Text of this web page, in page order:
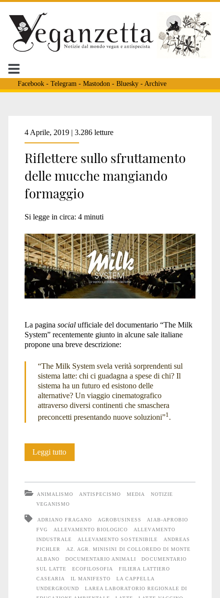
Facebook- Telegram - Mastodon - Bluesky- Archive
Tag:
<span>Aiab-
Aprobio
Fvg</span>
4 Aprile, 2019 | 3.286 letture
Riflettere sullo sfruttamento
delle mucche mangiando
formaggio
Si legge in circa: 4 minuti
La pagina socialufficiale del documentario “The Milk
System” recentemente giunto in alcune sale italiane
propone una breve descrizione:
“The Milk System svela verità sorprendenti sul
sistema latte: chi ci guadagna a spese di chi? Il
sistema ha un futuro ed esistono delle
alternative? Un viaggio cinematografico
attraverso diversi continenti che smaschera
preconcetti presentando nuove soluzioni”1.
Leggi tuttoRiflettere
delle
mucche
mangiando
formaggio
ANIMALISMO ANTISPECISMO MEDIA
NOTIZIE
VEGANISMO
ADRIANO FRAGANO AGROBUSINESS
AIAB-APROBIO
FVG
ALLEVAMENTO BIOLOGICO
ALLEVAMENTO
INDUSTRALE
ALLEVAMENTO SOSTENIBILE
ANDREAS
PICHLER
AZ. AGR. MINISINI DI COLLOREDO DI MONTE
ALBANO
DOCUMENTARIO ANIMALI
DOCUMENTARIO
SUL LATTE
ECOFILOSOFIA
FILIERA LATTIERO
CASEARIA
IL MANIFESTO
LA CAPPELLA
UNDERGROUND
LAREA LABORATORIO REGIONALE DI